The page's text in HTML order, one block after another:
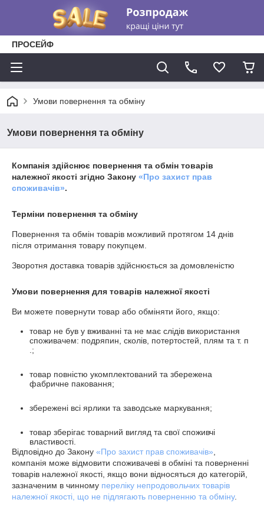
ПРОСЕЙФ
Умови повернення та обміну
Умови повернення та обміну
Компанія здійснює повернення та обмін товарів
належної якості згідно Закону «Про захист прав
споживачів».
Терміни повернення та обміну
Повернення та обмін товарів можливий протягом 14 днів
після отримання товару покупцем.
Зворотня доставка товарів здійснюється за домовленістю
Умови повернення для товарів належної якості
Ви можете повернути товар або обміняти його, якщо:
товар не був у вживанні та не має слідів використання
споживачем: подряпин, сколів, потертостей, плям та т. п
.;
товар повністю укомплектований та збережена
фабричне паковання;
збережені всі ярлики та заводське маркування;
товар зберігає товарний вигляд та свої споживчі
властивості.
Відповідно до Закону «Про захист прав споживачів»
компанія може відмовити споживачеві в обміні та поверненні
товарів належної якості, якщо вони відносяться до категорій,
зазначеним в чинному переліку непродовольчих товарів
належної якості, що не підлягають поверненню та обміну.